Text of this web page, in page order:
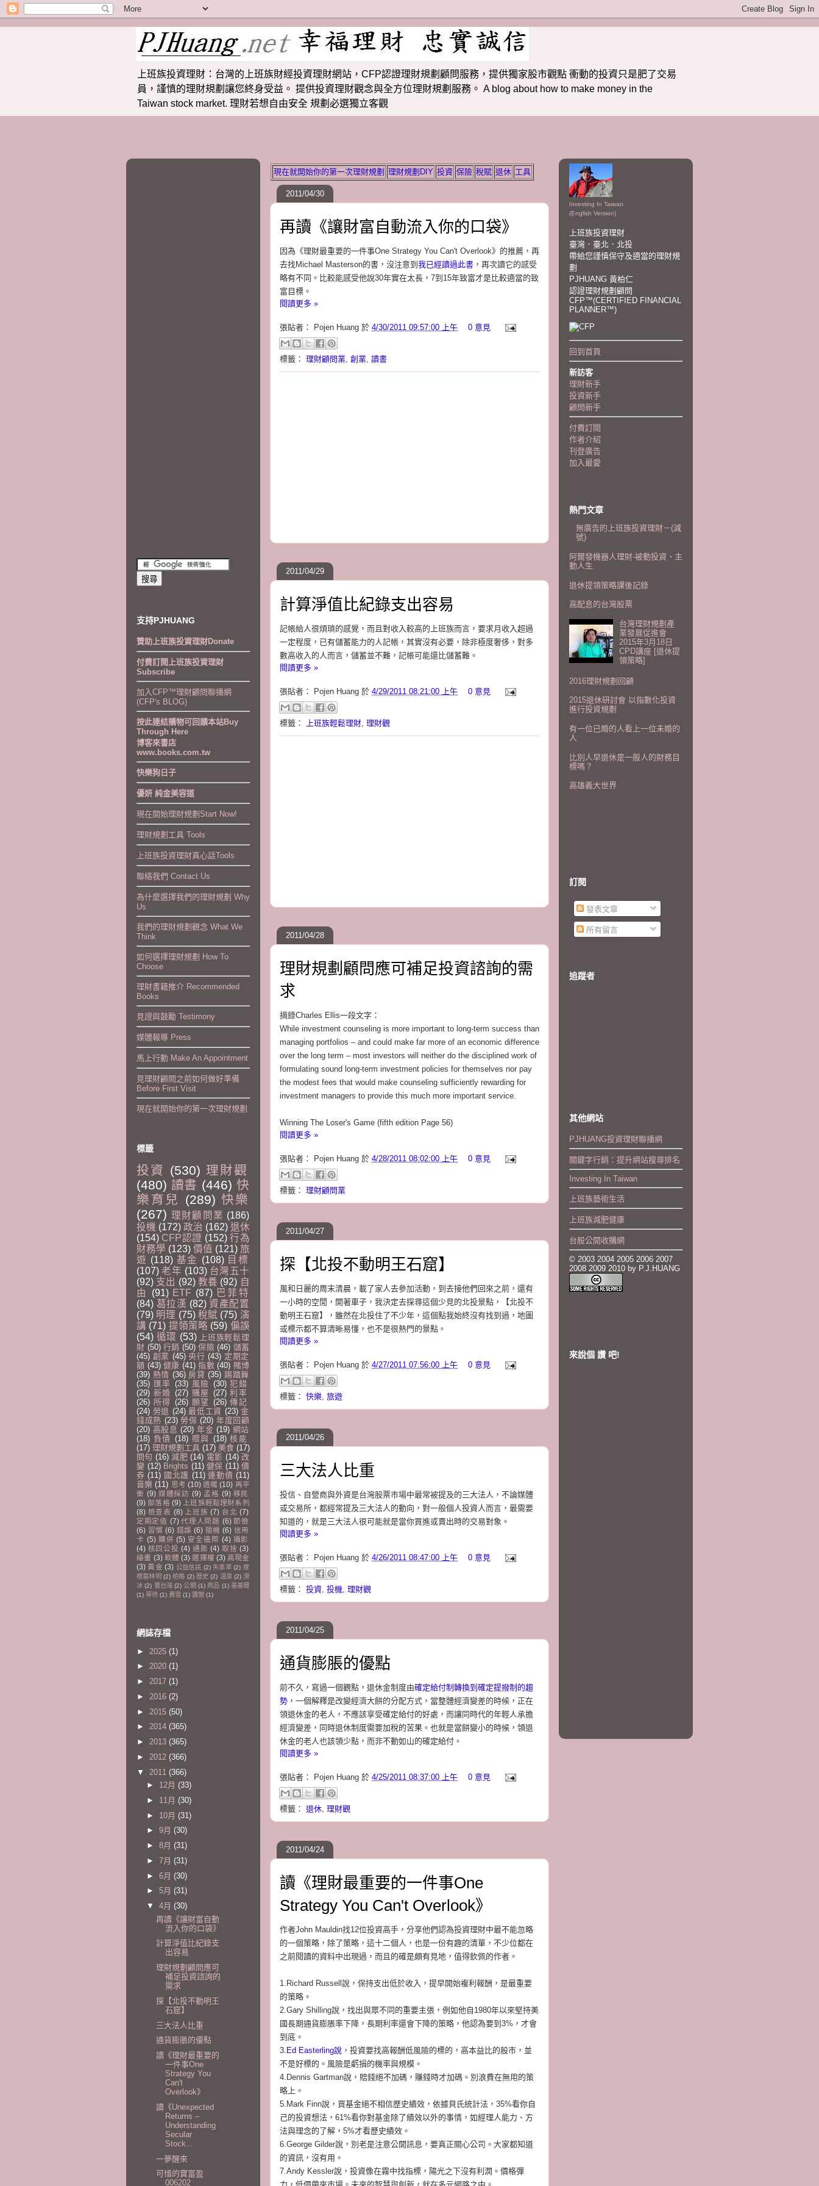
上班族投資理財：台灣的上班族財經投資理財網站，CFP認證理財規劃顧問服務，提供獨家股市觀點 衝動的投資只是肥了交易
員，謹慎的理財規劃讓您終身受益。 提供投資理財觀念與全方位理財規劃服務。 A blog about how to make money in the
Taiwan stock market. 理財若想自由安全 規劃必選獨立客觀
現在就開始你的第一次理財規劃 理財規劃DIY 投資 保險 稅賦 退休 工具
2011/04/30
再讀《讓財富自動流入你的口袋》
因為《理財最重要的一件事One Strategy You Can't Overlook》的推薦，再
去找Michael Masterson的書，沒注意到 我已經讀過此書 ，再次讀它的感受
略有不同。比較能感受他說30年實在太長，7到15年致富才是比較適當的致
富目標。
閱讀更多 »
張貼者： Pojen Huang 於 4/30/2011 09:57:00 上午 0 意見
標籤： 理財顧問業, 創業, 讀書
2011/04/29
計算淨值比紀錄支出容易
記帳給人很煩瑣的感覺，而且對收入較高的上班族而言，要求月收入超過
一定程度，已有儲蓄能力的人記帳，其實沒有必要，除非極度奢侈，對多
數高收入的人而言，儲蓄並不難，記帳可能還比儲蓄難。
閱讀更多 »
張貼者： Pojen Huang 於 4/29/2011 08:21:00 上午 0 意見
標籤： 上班族輕鬆理財, 理財觀
2011/04/28
理財規劃顧問應可補足投資諮詢的需
求
摘錄Charles Ellis一段文字：
While investment counseling is more important to long-term success than
managing portfolios – and could make far more of an economic difference
over the long term – most investors will neither do the disciplined work of
formulating sound long-term investment policies for themselves nor pay
the modest fees that would make counseling sufficiently rewarding for
investment managers to provide this much more important service.
Winning The Loser's Game (fifth edition Page 56)
閱讀更多 »
張貼者： Pojen Huang 於 4/28/2011 08:02:00 上午 0 意見
標籤： 理財顧問業
2011/04/27
探【北投不動明王石窟】
風和日麗的周末清晨，載了家人去參加活動，到去接他們回來之前，還有
一小時的空閒，開著車子，我決定去探尋這個少見的北投景點，【北投不
動明王石窟】，雖然在北投住了不少年，這個點我始終沒有找到過，地圖
或標示都不算清晰易懂，也不是很熱門的景點。
閱讀更多 »
張貼者： Pojen Huang 於 4/27/2011 07:56:00 上午 0 意見
標籤： 快樂, 旅遊
2011/04/26
三大法人比重
投信、自營商與外資是台灣股票市場中最常被提及的三大法人，不論媒體
或交易所，都經常提及三大法人的動向，對一般個人投資人而言，最需要
知道的，就是三大法人很可能就是當你買進或賣出時的交易對象。
閱讀更多 »
張貼者： Pojen Huang 於 4/26/2011 08:47:00 上午 0 意見
標籤： 投資, 投機, 理財觀
2011/04/25
通貨膨脹的優點
前不久，寫過一個觀點，退休金制度由確定給付制轉換到確定提撥制的趨
勢 ，一個解釋是改變經濟大餅的分配方式，當整體經濟變差的時候，正在
領退休金的老人，不應該享受確定給付的好處，而讓同時代的年輕人承擔
經濟變差，同時退休制度需要加稅的苦果。也就是當餅變小的時候，領退
休金的老人也該領少點，而非不動如山的確定給付。
閱讀更多 »
張貼者： Pojen Huang 於 4/25/2011 08:37:00 上午 0 意見
標籤： 退休, 理財觀
2011/04/24
讀《理財最重要的一件事One
Strategy You Can't Overlook》
作者John Mauldin找12位投資高手，分享他們認為投資理財中最不能忽略
的一個策略，除了策略，這十二個人，也是一份有趣的清單，不少位都在
之前閱讀的資料中出現過，而且的確是頗有見地，值得欽佩的作者。
1.Richard Russell說，保持支出低於收入，提早開始複利報酬，是最重要
的策略。
2.Gary Shilling說，找出與眾不同的重要主張，例如他自1980年以來堅持美
國長期通貨膨脹率下降，長期利率還會下降的策略，他認為要到3%，才會
到底。
3. Ed Easterling說 ，投資要找高報酬低風險的標的，高本益比的股市，並
不是好標的。風險是虧損的機率與規模。
4.Dennis Gartman說，賠錢絕不加碼，賺錢時才加碼。別浪費在無用的策
略上。
5.Mark Finn說，買基金絕不相信歷史績效，依據貝氏統計法，35%看你自
己的投資想法，61%看你對基金除了績效以外的事情，如經理人能力、方
法與理念的了解，5%才看歷史績效。
6.George Gilder說，別老是注意公開訊息，要真正關心公司。大家都知道
的資訊，沒有用。
7.Andy Kessler說，投資像在霧中找指標，陽光之下沒有利潤。價格彈
支持PJHUANG
贊助上班族投資理財Donate
付費訂閱上班族投資理財
Subscribe
加入CFP™理財顧問聯播網
(CFP's BLOG)
按此連結購物可回饋本站Buy
Through Here
博客來書店
www.books.com.tw
快樂狗日子
優妍 純金美容道
現在開始理財規劃Start Now!
理財規劃工具 Tools
上班族投資理財真心話Tools
聯絡我們 Contact Us
為什麼選擇我們的理財規劃 Why
Us
我們的理財規劃觀念 What We
Think
如何選擇理財規劃 How To
Choose
理財書籍推介 Recommended
Books
見證與鼓勵 Testimony
媒體報導 Press
馬上行動 Make An Appointment
見理財顧問之前如何做好準備
Before First Visit
現在就開始你的第一次理財規劃
標籤
投資 (530) 理財觀
(480) 讀書 (446) 快
樂育兒
(289) 快樂
(267) 理財顧問業 (186)
投機 (172) 政治 (162) 退休
(154) CFP認證 (152) 行為
財務學 (123) 價值 (121) 旅
遊 (118) 基金 (108) 目標
(107) 老年 (103) 台灣五十
(92) 支出 (92) 教養 (92) 自
由
(91) ETF (87) 巴菲特
(84) 葛拉漢 (82) 資產配置
(79) 明理 (75) 稅賦 (75) 演
講 (71) 提領策略 (59) 偏誤
(54) 循環 (53)
上班族輕鬆理
財 (50) 行銷 (50) 保險 (46) 儲蓄
(45) 創業 (45) 央行 (43) 定期定
額 (43) 健康 (41) 指數 (40) 賭博
(39) 熱情 (36) 房貸 (35) 踢踏舞
(35) 匯率 (33) 風險 (30) 犯錯
(29) 新婚 (27) 購屋 (27) 利率
(26) 所得 (26) 願望 (26) 傳記
(24) 勞退 (24) 最低工資 (23) 金
錢成熟 (23) 勞保 (20) 年度回顧
(20) 高股息 (20) 年金 (19) 網站
(18) 負債 (18) 贈與 (18) 核能
(17) 理財規劃工具 (17) 美食 (17)
問句 (16) 減肥 (14) 電影 (14) 改
變 (12) Brights (11) 健保 (11) 債
券 (11) 國北護 (11) 連動債 (11)
音樂 (11) 思考 (10) 遺囑 (10) 再平
衡 (9) 媒體採訪 (9) 孟格 (9) 移民
(9) 部落格 (9)
上班族輕鬆理財系列
(8) 檢查表 (8) 上班族 (7) 台北 (7)
定期定值 (7) 代理人問題 (6) 節儉
(6) 習慣 (6) 錯誤 (6) 隨機 (6) 信用
卡 (5) 購併 (5) 安全邊際 (4) 攝影
(4) 核四公投 (4) 通膨 (4) 取捨 (3)
繪畫 (3) 軟體 (3) 選擇權 (3) 高現金
(3) 黃金 (3) 公益信託 (2) 失業率 (2) 摩
根富林明 (2) 柏格 (2) 歷史 (2) 溫泉 (2) 滑
冰 (2) 豐台灣 (2) 公關 (1) 商品 (1) 墨基爾
(1) 等待 (1) 費雪 (1) 露營 (1)
網誌存檔
► 2025 (1)
► 2020 (1)
► 2017 (1)
► 2016 (2)
► 2015 (50)
► 2014 (365)
► 2013 (365)
► 2012 (366)
▼ 2011 (366)
► 12月 (33)
► 11月 (30)
► 10月 (31)
► 9月 (30)
► 8月 (31)
► 7月 (31)
► 6月 (30)
► 5月 (31)
▼ 4月 (30)
再讀《讓財富自動
流入你的口袋》
計算淨值比紀錄支
出容易
理財規劃顧問應可
補足投資諮詢的
需求
探【北投不動明王
石窟】
三大法人比重
通貨膨脹的優點
讀《理財最重要的
一件事One
Strategy You
Can't
Overlook》
讀《Unexpected
Returns –
Understanding
Secular
Stock...
一夢醒來
可惜的寶富盈
006202
Investing In Taiwan
(English Version)
上班族投資理財
臺灣．臺北．北投
帶給您謹慎保守及適當的理財規
劃
PJHUANG 黃柏仁
認證理財規劃顧問
CFP™(CERTIFIED FINANCIAL
PLANNER™)
回到首頁
新訪客
理財新手
投資新手
顧問新手
付費訂閱
作者介紹
刊登廣告
加入最愛
熱門文章
無廣告的上班族投資理財－(減
號)
阿爾發機器人理財-被動投資、主
動人生
退休提領策略課後記錄
高配息的台灣股票
台灣理財規劃產
業發展促進會
2015年3月18日
CPD講座 [退休提
領策略]
2016理財規劃回顧
2015退休研討會 以指數化投資
進行投資規劃
有一位已婚的人看上一位未婚的
人
比別人早退休是一般人的財務目
標嗎？
高雄義大世界
訂閱
發表文章
所有留言
追蹤者
其他網站
PJHUANG投資理財聯播網
關鍵字行銷：提升網站搜尋排名
Investing In Taiwan
上班族藝術生活
上班族減肥健康
台股公開收購網
© 2003 2004 2005 2006 2007
2008 2009 2010 by P.J.HUANG
來說個 讚 吧!